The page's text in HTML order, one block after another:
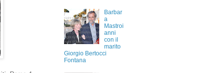
Barbar
a
Mastroi
anni
con il
marito
Giorgio Bertocci
Fontana